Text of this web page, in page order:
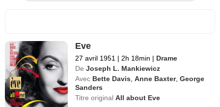
Eve
27 avril 1951 | 2h 18min | Drame
De Joseph L. Mankiewicz
Avec Bette Davis ,Anne Baxter,George
Sanders
Titre originalAll about Eve